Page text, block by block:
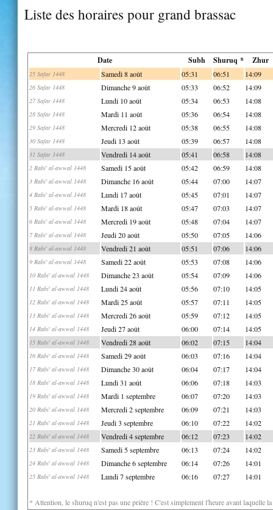
Liste des horaires pour grand brassac
Date Subh Shuruq * Zhur
25 Safar 1448 Samedi 8 août 05:31 06:51 14:09
26 Safar 1448 Dimanche 9 août 05:33 06:52 14:09
27 Safar 1448 Lundi 10 août 05:34 06:53 14:08
28 Safar 1448 Mardi 11 août 05:36 06:54 14:08
29 Safar 1448 Mercredi 12 août 05:38 06:55 14:08
30 Safar 1448 Jeudi 13 août 05:39 06:57 14:08
31 Safar 1448 Vendredi 14 août 05:41 06:58 14:08
2 Rabi' al-awwal 1448 Samedi 15 août 05:42 06:59 14:08
3 Rabi' al-awwal 1448 Dimanche 16 août 05:44 07:00 14:07
4 Rabi' al-awwal 1448 Lundi 17 août 05:45 07:01 14:07
5 Rabi' al-awwal 1448 Mardi 18 août 05:47 07:03 14:07
6 Rabi' al-awwal 1448 Mercredi 19 août 05:48 07:04 14:07
7 Rabi' al-awwal 1448 Jeudi 20 août 05:50 07:05 14:06
8 Rabi' al-awwal 1448 Vendredi 21 août 05:51 07:06 14:06
9 Rabi' al-awwal 1448 Samedi 22 août 05:53 07:08 14:06
10 Rabi' al-awwal 1448 Dimanche 23 août 05:54 07:09 14:06
11 Rabi' al-awwal 1448 Lundi 24 août 05:56 07:10 14:05
12 Rabi' al-awwal 1448 Mardi 25 août 05:57 07:11 14:05
13 Rabi' al-awwal 1448 Mercredi 26 août 05:59 07:12 14:05
14 Rabi' al-awwal 1448 Jeudi 27 août 06:00 07:14 14:05
15 Rabi' al-awwal 1448 Vendredi 28 août 06:02 07:15 14:04
16 Rabi' al-awwal 1448 Samedi 29 août 06:03 07:16 14:04
17 Rabi' al-awwal 1448 Dimanche 30 août 06:04 07:17 14:04
18 Rabi' al-awwal 1448 Lundi 31 août 06:06 07:18 14:03
19 Rabi' al-awwal 1448 Mardi 1 septembre 06:07 07:20 14:03
20 Rabi' al-awwal 1448 Mercredi 2 septembre 06:09 07:21 14:03
21 Rabi' al-awwal 1448 Jeudi 3 septembre 06:10 07:22 14:02
22 Rabi' al-awwal 1448 Vendredi 4 septembre 06:12 07:23 14:02
23 Rabi' al-awwal 1448 Samedi 5 septembre 06:13 07:24 14:02
24 Rabi' al-awwal 1448 Dimanche 6 septembre 06:14 07:26 14:01
25 Rabi' al-awwal 1448 Lundi 7 septembre 06:16 07:27 14:01
* Attention, le shuruq n'est pas une prière ! C'est simplement l'heure avant laquelle